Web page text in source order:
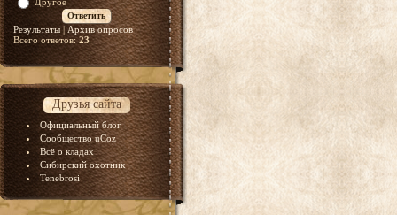
Результаты | Архив опросов
Всего ответов:23
Друзья сайта
Официальный блог
Сообщество uCoz
Всё о кладах
Сибирский охотник
Tenebrosi